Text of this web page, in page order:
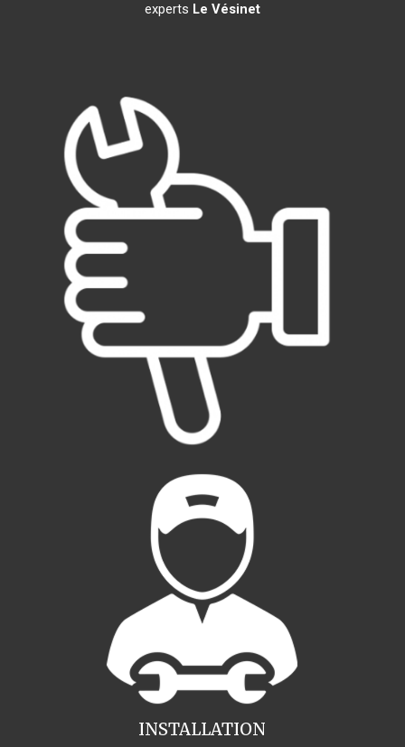
experts Le Vésinet
INSTALLATION